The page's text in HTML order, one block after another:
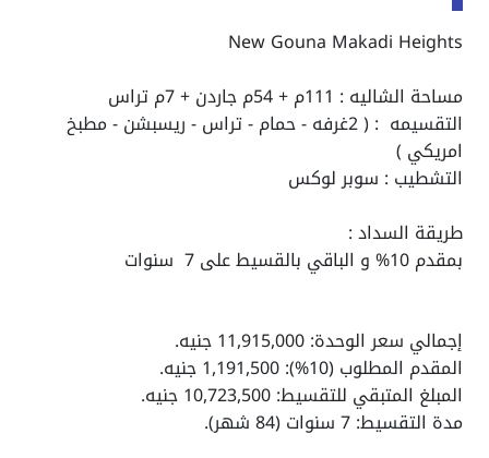
New Gouna Makadi Heights
مساحة الشاليه : 111م + 54م جاردن + 7م تراس
التقسيمه : ( 2 غرفه - حمام - تراس - ريسبشن - مطبخ
امريكي )
التشطيب : سوبر لوكس
طريقة السداد :
بمقدم 10% و الباقي بالقسيط على 7 سنوات
إجمالي سعر الوحدة: 11,915,000 جنيه.
المقدم المطلوب (10%): 1,191,500 جنيه.
المبلغ المتبقي للتقسيط: 10,723,500 جنيه.
مدة التقسيط: 7 سنوات (84 شهر).